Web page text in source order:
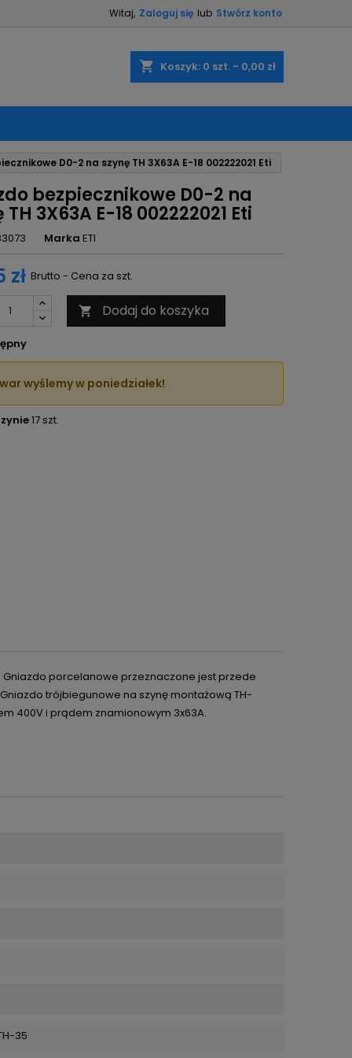
Witaj, Zaloguj się lub Stwórz konto
shopping_cart Koszyk: 0 szt. - 0,00 zł
D0-2 na szynę TH 3X63A E-18 002222021 Eti
bezpiecznikowe D0-2 na
TH 3X63A E-18 002222021 Eti
Marka ETI
zł Brutto - Cena za szt.
 Dodaj do koszyka
wyślemy w poniedziałek!
17 szt.
Gniazdo porcelanowe przeznaczone jest przede
Gniazdo trójbiegunowe na szynę montażową TH-
400V i prądem znamionowym 3x63A.
35